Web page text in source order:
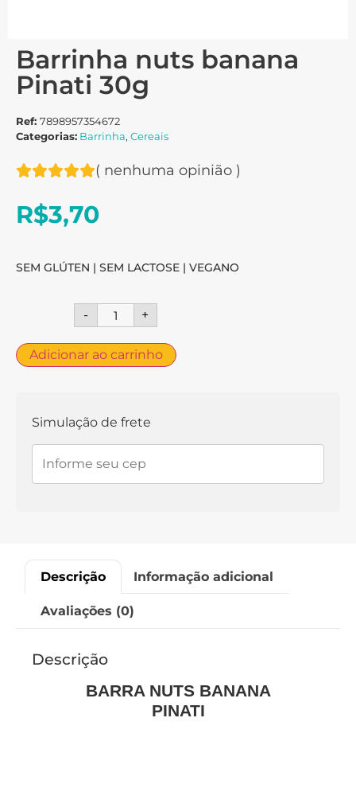
Barrinha nuts banana
Pinati 30g
Ref: 7898957354672
Categorias: Barrinha, Cereais
( nenhuma opinião )
R$3,70
SEM GLÚTEN | SEM LACTOSE | VEGANO
- +
Adicionar ao carrinho
Simulação de frete
Descrição Informação adicional
Avaliações (0)
Descrição
BARRA NUTS BANANA
PINATI